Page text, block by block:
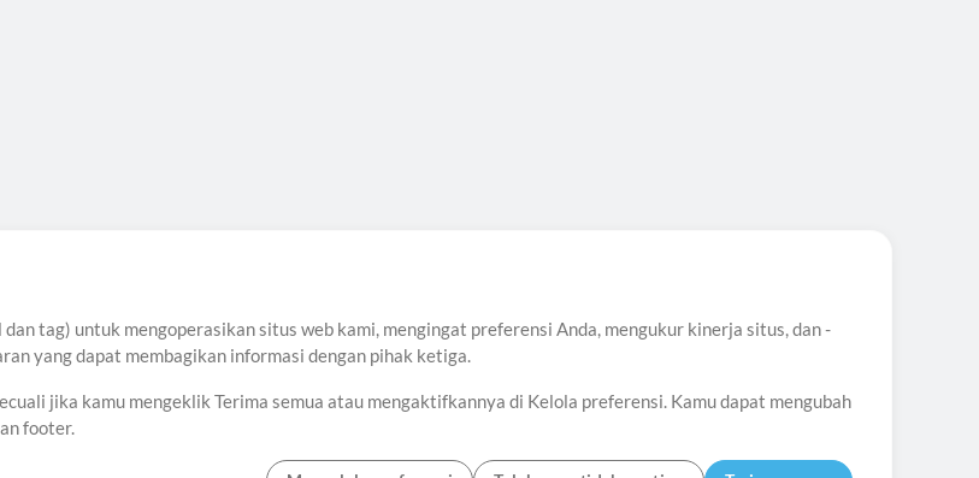
tag) untuk mengoperasikan situs web kami, mengingat preferensi Anda, mengukur kinerja situs, dan -
yang dapat membagikan informasi dengan pihak ketiga.
jika kamu mengeklik Terima semua atau mengaktifkannya di Kelola preferensi. Kamu dapat mengubah
footer.